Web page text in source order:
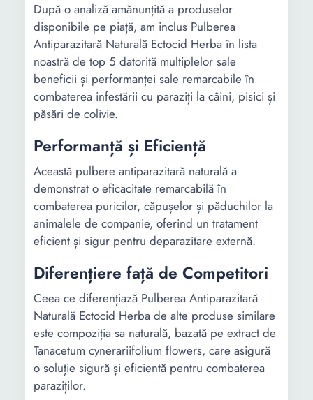
După o analiză amănunțită a produselor
disponibile pe piață, am inclus Pulberea
Antiparazitară Naturală Ectocid Herba în lista
noastră de top 5 datorită multiplelor sale
beneficii și performanței sale remarcabile în
combaterea infestării cu paraziți la câini, pisici și
păsări de colivie.
Performanță și Eficiență
Această pulbere antiparazitară naturală a
demonstrat o eficacitate remarcabilă în
combaterea puricilor, căpușelor și păduchilor la
animalele de companie, oferind un tratament
eficient și sigur pentru deparazitare externă.
Diferențiere față de Competitori
Ceea ce diferențiază Pulberea Antiparazitară
Naturală Ectocid Herba de alte produse similare
este compoziția sa naturală, bazată pe extract de
Tanacetum cynerariifolium flowers, care asigură
o soluție sigură și eficientă pentru combaterea
paraziților.